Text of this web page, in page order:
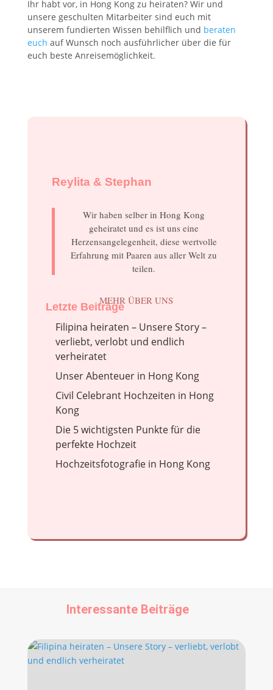
Ihr habt vor, in Hong Kong zu heiraten? Wir und
unsere geschulten Mitarbeiter sind euch mit
unserem fundierten Wissen behilflich und beraten
euch auf Wunsch noch ausführlicher über die für
euch beste Anreisemöglichkeit.
Reylita & Stephan
Wir haben selber in Hong Kong
geheiratet und es ist uns eine
Herzensangelegenheit, diese wertvolle
Erfahrung mit Paaren aus aller Welt zu
teilen.
MEHR ÜBER UNS
Letzte Beiträge
Filipina heiraten – Unsere Story –
verliebt, verlobt und endlich
verheiratet
Unser Abenteuer in Hong Kong
Civil Celebrant Hochzeiten in Hong
Kong
Die 5 wichtigsten Punkte für die
perfekte Hochzeit
Hochzeitsfotografie in Hong Kong
Interessante Beiträge